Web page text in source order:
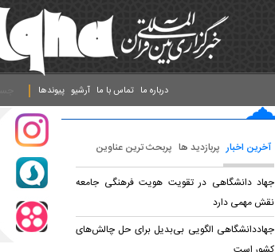
پیوندها آرشیو تماس با ما درباره ما
آخرین اخبار پربازدید ها پربحث ترین عناوین
جهاد دانشگاهی در تقویت هویت فرهنگی جامعه
نقش مهمی دارد
جهاددانشگاهی الگویی بی‌بدیل برای حل چالش‌های